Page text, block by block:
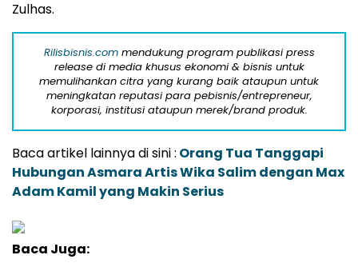
Zulhas.
Rilisbisnis.commendukung program publikasi press
release di media khusus ekonomi & bisnis untuk
memulihankan citra yang kurang baik ataupun untuk
meningkatan reputasi para pebisnis/entrepreneur,
korporasi, institusi ataupun merek/brand produk.
Baca artikel lainnya di sini : Orang Tua Tanggapi
Hubungan Asmara Artis Wika Salim dengan Max
Adam Kamil yang Makin Serius
Baca Juga: